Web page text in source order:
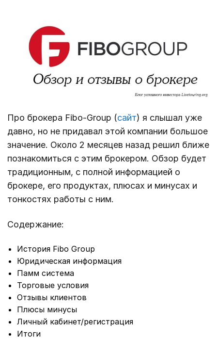
Про брокера Fibo-Group (сайт) я слышал уже
давно, но не придавал этой компании большое
значение. Около 2 месяцев назад решил ближе
познакомиться с этим брокером. Обзор будет
традиционным, с полной информацией о
брокере, его продуктах, плюсах и минусах и
тонкостях работы с ним.
Содержание:
История Fibo Group
Юридическая информация
Памм система
Торговые условия
Отзывы клиентов
Плюсы минусы
Личный кабинет/регистрация
Итоги